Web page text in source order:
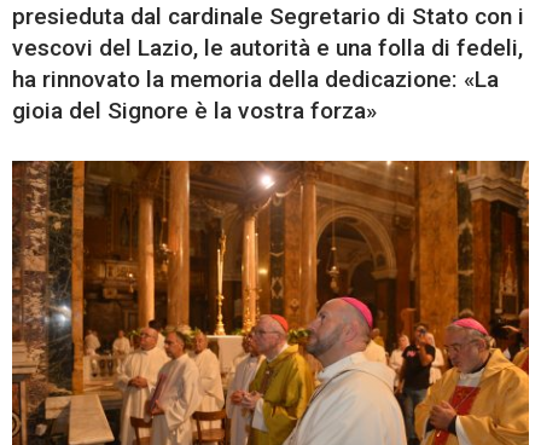
presieduta dal cardinale Segretario di Stato con i
vescovi del Lazio, le autorità e una folla di fedeli,
ha rinnovato la memoria della dedicazione: «La
gioia del Signore è la vostra forza»